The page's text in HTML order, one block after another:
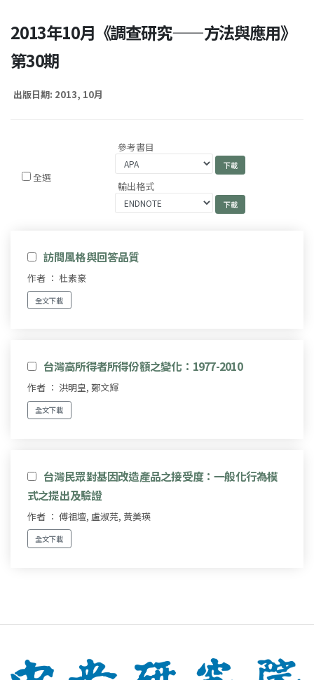
2013年10月《調查研究——方法與應用》
第30期
出版日期: 2013, 10月
全選
參考書目
輸出格式
訪問風格與回答品質
作者 ： 杜素豪
全文下載
台灣高所得者所得份額之變化：1977-2010
作者 ： 洪明皇, 鄭文輝
全文下載
台灣民眾對基因改造產品之接受度：一般化行為模
式之提出及驗證
作者 ： 傅祖壇, 盧淑芫, 黃美瑛
全文下載